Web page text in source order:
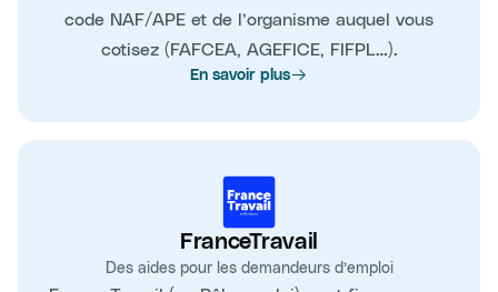
code NAF/APE et de l’organisme auquel vous
cotisez (FAFCEA, AGEFICE, FIFPL…).
En savoir plus
FranceTravail
Des aides pour les demandeurs d’emploi